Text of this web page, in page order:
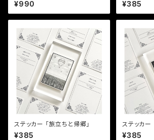
¥990 ¥385
ステッカー 「旅立ちと帰郷」
¥385 ¥385